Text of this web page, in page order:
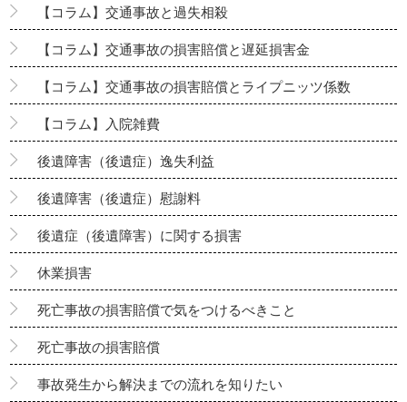
【コラム】交通事故と過失相殺
【コラム】交通事故の損害賠償と遅延損害金
【コラム】交通事故の損害賠償とライプニッツ係数
【コラム】入院雑費
後遺障害（後遺症）逸失利益
後遺障害（後遺症）慰謝料
後遺症（後遺障害）に関する損害
休業損害
死亡事故の損害賠償で気をつけるべきこと
死亡事故の損害賠償
事故発生から解決までの流れを知りたい